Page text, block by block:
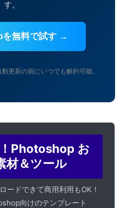
す。
無料で試す →
更新の前にいつでも解約可能。
Photoshop お
材＆ツール
ードできて商用利用もOK！
向けのテンプレート